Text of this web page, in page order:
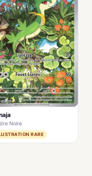
Noire
RARE